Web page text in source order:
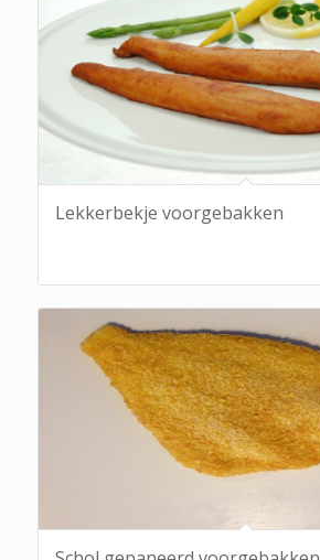
Lekkerbekje voorgebakken